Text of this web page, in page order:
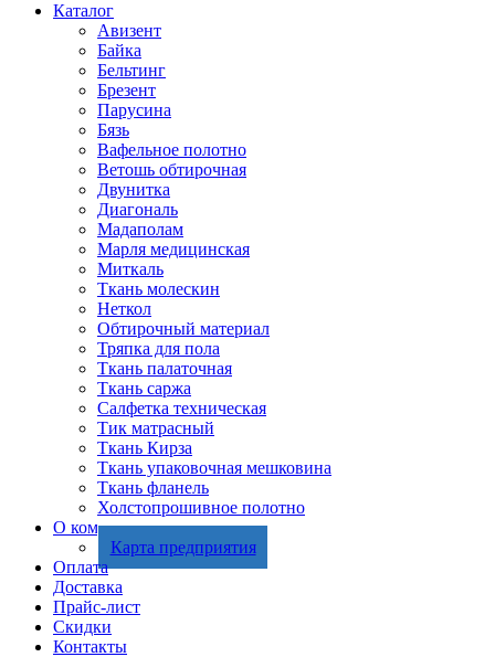
Каталог
Авизент
Байка
Бельтинг
Брезент
Парусина
Бязь
Вафельное полотно
Ветошь обтирочная
Двунитка
Диагональ
Мадаполам
Марля медицинская
Миткаль
Ткань молескин
Неткол
Обтирочный материал
Тряпка для пола
Ткань палаточная
Ткань саржа
Салфетка техническая
Тик матрасный
Ткань Кирза
Ткань упаковочная мешковина
Ткань фланель
Холстопрошивное полотно
О компании
Карта предприятия
Оплата
Доставка
Прайс-лист
Скидки
Контакты